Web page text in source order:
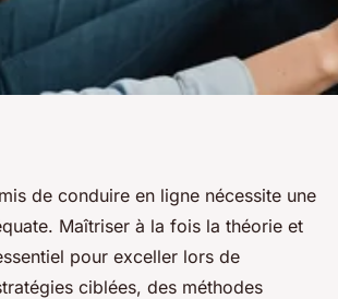
permis en ligne :
avec succès !
•4 min de lecture
de conduire en ligne nécessite une
Maîtriser à la fois la théorie et
pour exceller lors de
ciblées, des méthodes